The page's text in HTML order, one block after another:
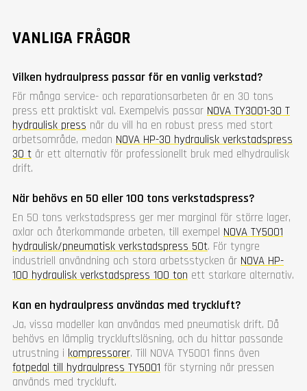
VANLIGA FRÅGOR
Vilken hydraulpress passar för en vanlig verkstad?
För många service- och reparationsarbeten är en 30 tons
press ett praktiskt val. Exempelvis passar NOVA TY3001-30 T
hydraulisk press när du vill ha en robust press med stort
arbetsområde, medan NOVA HP-30 hydraulisk verkstadspress
30 t är ett alternativ för professionellt bruk med elhydraulisk
drift.
När behövs en 50 eller 100 tons verkstadspress?
En 50 tons verkstadspress ger mer marginal för större lager,
axlar och återkommande arbeten, till exempel NOVA TY5001
hydraulisk/pneumatisk verkstadspress 50t. För tyngre
industriell användning och stora arbetsstycken är NOVA HP-
100 hydraulisk verkstadspress 100 ton ett starkare alternativ.
Kan en hydraulpress användas med tryckluft?
Ja, vissa modeller kan användas med pneumatisk drift. Då
behövs en lämplig tryckluftslösning, och du hittar passande
utrustning i kompressorer. Till NOVA TY5001 finns även
fotpedal till hydraulpress TY5001 för styrning när pressen
används med tryckluft.